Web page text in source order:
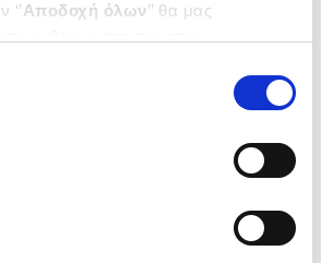
‘’Αποδοχή όλων’’ θα μας
επιλέξετε από τα παρακάτω με την
΄΄και να ενημερωθείτε σχετικά με